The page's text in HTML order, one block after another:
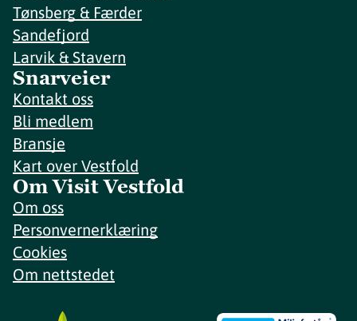
Tønsberg & Færder
Sandefjord
Larvik & Stavern
Snarveier
Kontakt oss
Bli medlem
Bransje
Kart over Vestfold
Om Visit Vestfold
Om oss
Personvernerklæring
Cookies
Om nettstedet